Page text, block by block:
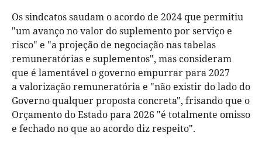
Os sindcatos saudam o acordo de 2024 que permitiu
"um avanço no valor do suplemento por serviço e
risco" e "a projeção de negociação nas tabelas
remuneratórias e suplementos", mas consideram
que é lamentável o governo empurrar para 2027
a valorização remuneratória e "não existir do lado do
Governo qualquer proposta concreta", frisando que o
Orçamento do Estado para 2026 "é totalmente omisso
e fechado no que ao acordo diz respeito".